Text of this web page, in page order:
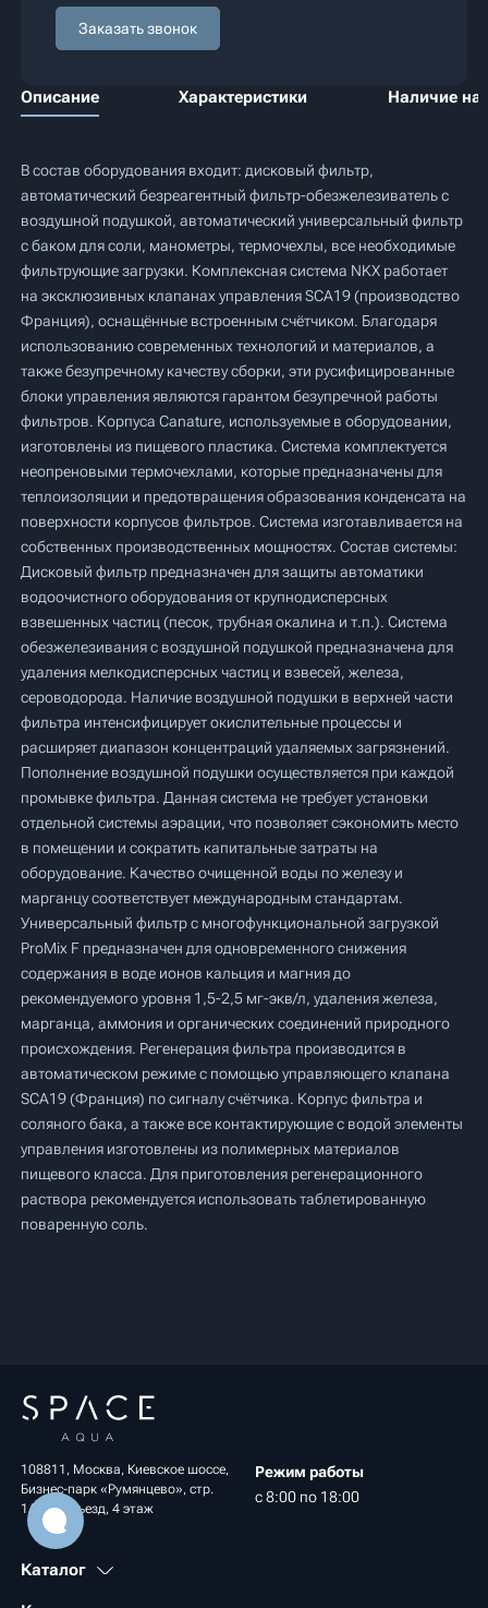
Описание Характеристики Наличие на
В состав оборудования входит: дисковый фильтр,
автоматический безреагентный фильтр-обезжелезиватель с
воздушной подушкой, автоматический универсальный фильтр
с баком для соли, манометры, термочехлы, все необходимые
фильтрующие загрузки. Комплексная система NKX работает
на эксклюзивных клапанах управления SCA19 (производство
Франция), оснащённые встроенным счётчиком. Благодаря
использованию современных технологий и материалов, а
также безупречному качеству сборки, эти русифицированные
блоки управления являются гарантом безупречной работы
фильтров. Корпуса Canature, используемые в оборудовании,
изготовлены из пищевого пластика. Система комплектуется
неопреновыми термочехлами, которые предназначены для
теплоизоляции и предотвращения образования конденсата на
поверхности корпусов фильтров. Система изготавливается на
собственных производственных мощностях. Состав системы:
Дисковый фильтр предназначен для защиты автоматики
водоочистного оборудования от крупнодисперсных
взвешенных частиц (песок, трубная окалина и т.п.). Система
обезжелезивания с воздушной подушкой предназначена для
удаления мелкодисперсных частиц и взвесей, железа,
сероводорода. Наличие воздушной подушки в верхней части
фильтра интенсифицирует окислительные процессы и
расширяет диапазон концентраций удаляемых загрязнений.
Пополнение воздушной подушки осуществляется при каждой
промывке фильтра. Данная система не требует установки
отдельной системы аэрации, что позволяет сэкономить место
в помещении и сократить капитальные затраты на
оборудование. Качество очищенной воды по железу и
марганцу соответствует международным стандартам.
Универсальный фильтр с многофункциональной загрузкой
ProMix F предназначен для одновременного снижения
содержания в воде ионов кальция и магния до
рекомендуемого уровня 1,5-2,5 мг-экв/л, удаления железа,
марганца, аммония и органических соединений природного
происхождения. Регенерация фильтра производится в
автоматическом режиме с помощью управляющего клапана
SCA19 (Франция) по сигналу счётчика. Корпус фильтра и
соляного бака, а также все контактирующие с водой элементы
управления изготовлены из полимерных материалов
пищевого класса. Для приготовления регенерационного
раствора рекомендуется использовать таблетированную
поваренную соль.
Заказать звонок
108811, Москва, Киевское шоссе,
Бизнес-парк «Румянцево», стр.
1А, 1 подъезд, 4 этаж
Режим работы
с 8:00 по 18:00
Каталог